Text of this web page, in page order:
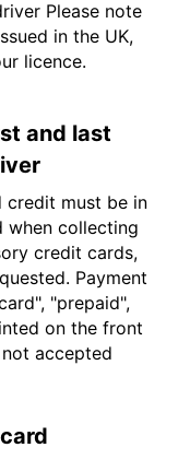
Please note
in the UK,
licence.
and last
credit must be in
when collecting
credit cards,
Payment
"prepaid",
on the front
accepted